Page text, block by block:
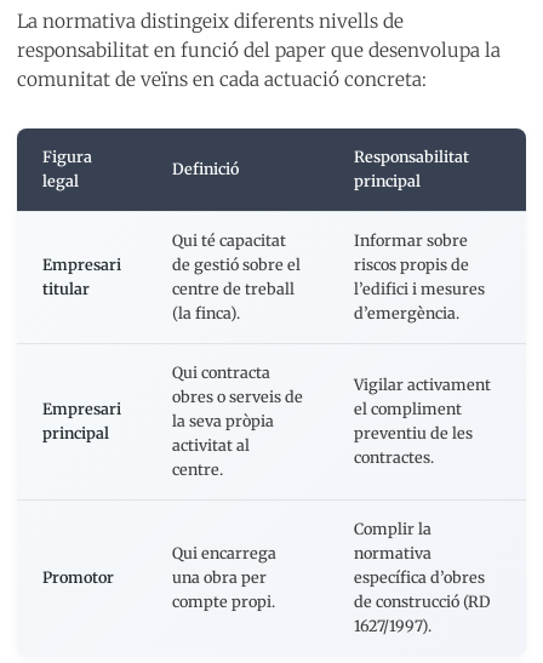
La normativa distingeix diferents nivells de
responsabilitat en funció del paper que desenvolupa la
comunitat de veïns en cada actuació concreta:
Figura
legal
Definició
Responsabilitat
principal
Empresari
titular
Qui té capacitat
de gestió sobre el
centre de treball
(la finca).
Informar sobre
riscos propis de
l’edifici i mesures
d’emergència.
Empresari
principal
Qui contracta
obres o serveis de
la seva pròpia
activitat al
centre.
Vigilar activament
el compliment
preventiu de les
contractes.
Promotor
Qui encarrega
una obra per
compte propi.
Complir la
normativa
específica d’obres
de construcció (RD
1627/1997).